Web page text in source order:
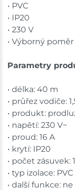
• PVC
• IP20
• 230 V
• Výborný
Parametry
• délka: 40 m
• průřez vodiče:
• produkt:
• napětí: 230 V~
• proud: 16 A
• krytí: IP20
• počet zásuvek: 1
• typ izolace: PVC
• další funkce: ne